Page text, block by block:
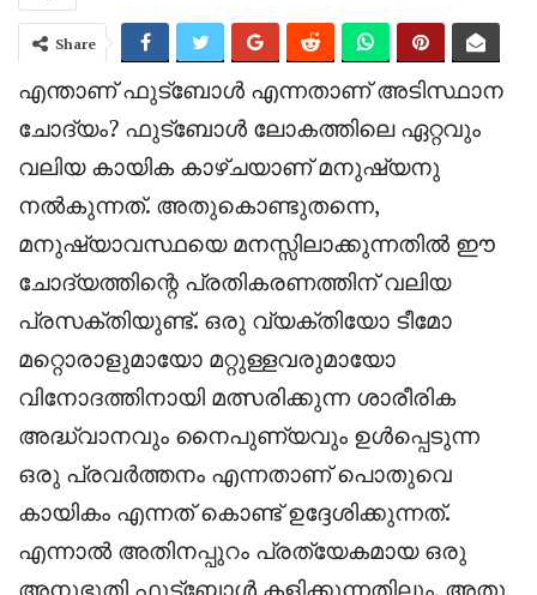
Share
എന്താണ് ഫുട്ബോൾ എന്നതാണ് അടിസ്ഥാന
ചോദ്യം? ഫുട്ബോൾ ലോകത്തിലെ ഏറ്റവും
വലിയ കായിക കാഴ്ചയാണ് മനുഷ്യനു
നൽകുന്നത്. അതുകൊണ്ടുതന്നെ,
മനുഷ്യാവസ്ഥയെ മനസ്സിലാക്കുന്നതിൽ ഈ
ചോദ്യത്തിന്റെ പ്രതികരണത്തിന് വലിയ
പ്രസക്തിയുണ്ട്. ഒരു വ്യക്തിയോ ടീമോ
മറ്റൊരാളുമായോ മറ്റുള്ളവരുമായോ
വിനോദത്തിനായി മത്സരിക്കുന്ന ശാരീരിക
അദ്ധ്വാനവും നൈപുണ്യവും ഉൾപ്പെടുന്ന
ഒരു പ്രവർത്തനം എന്നതാണ് പൊതുവെ
കായികം എന്നത് കൊണ്ട് ഉദ്ദേശിക്കുന്നത്.
എന്നാൽ അതിനപ്പുറം പ്രത്യേകമായ ഒരു
അനുഭൂതി ഫുട്ബോൾ കളിക്കുന്നതിലും, അതു